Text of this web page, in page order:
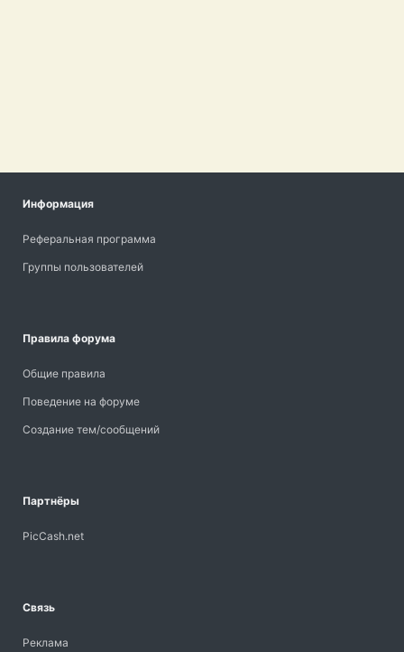
Информация
Реферальная программа
Группы пользователей
Правила форума
Общие правила
Поведение на форуме
Создание тем/сообщений
Партнёры
PicCash.net
Связь
Реклама